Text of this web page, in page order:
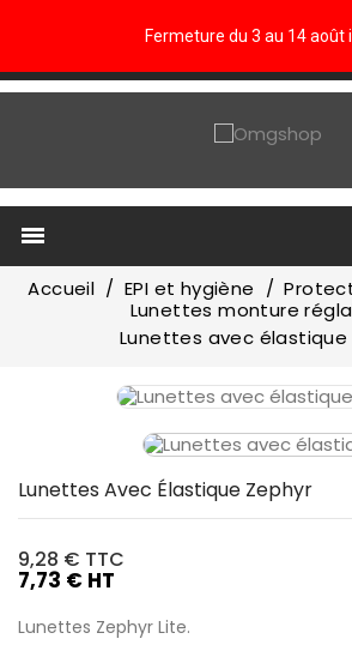
Fermeture du 3 au 14 août

Accueil EPI et hygiène
Lunettes monture
Lunettes avec élastique
Lunettes Avec Élastique Zephyr
9,28 € TTC
7,73 € HT
Lunettes Zephyr Lite.